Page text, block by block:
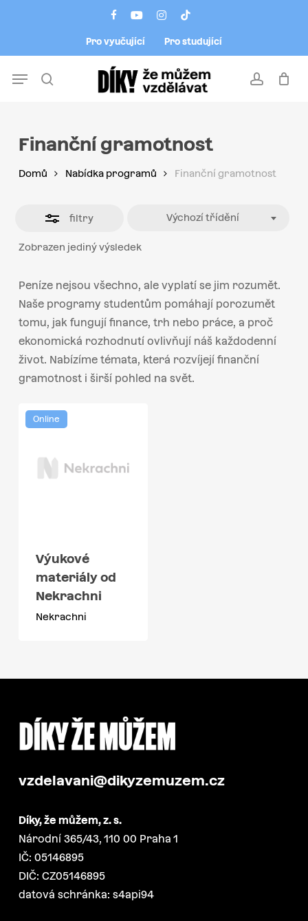
facebookyoutubeinstagram
tiktok
Pro vyučující Pro studující
account
Menu
Finanční gramotnost
Domů Nabídka programů Finanční gramotnost
filtry
Zobrazen jediný výsledek
Výchozí třídění
Peníze nejsou všechno, ale vyplatí se jim rozumět.
Naše programy studentům pomáhají porozumět
tomu, jak fungují finance, trh nebo práce, a proč
ekonomická rozhodnutí ovlivňují náš každodenní
život. Nabízíme témata, která rozvíjejí finanční
gramotnost i širší pohled na svět.
Online
Výukové
materiály od
Nekrachni
Nekrachni
vzdelavani@dikyzemuzem.cz
Díky, že můžem, z. s.
Národní 365/43, 110 00 Praha 1
IČ: 05146895
DIČ: CZ05146895
datová schránka: s4api94